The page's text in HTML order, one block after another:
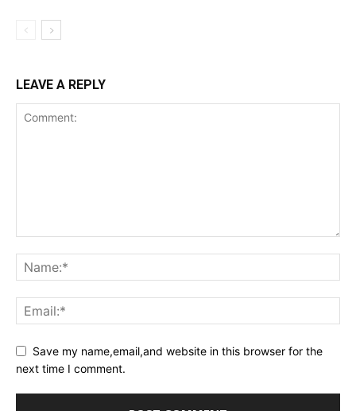
LEAVE A REPLY
Save my name,email,and website in this browser for the
next time I comment.